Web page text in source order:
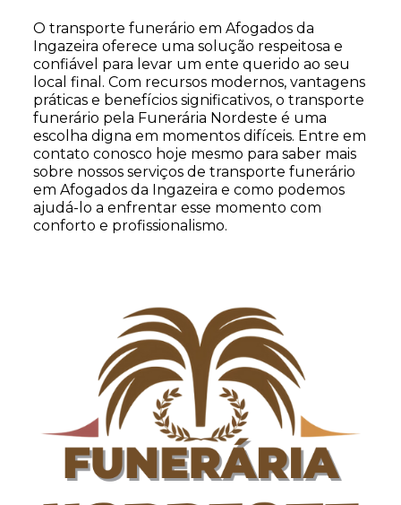
O transporte funerário em Afogados da
Ingazeira oferece uma solução respeitosa e
confiável para levar um ente querido ao seu
local final. Com recursos modernos, vantagens
práticas e benefícios significativos, o transporte
funerário pela Funerária Nordeste é uma
escolha digna em momentos difíceis. Entre em
contato conosco hoje mesmo para saber mais
sobre nossos serviços de transporte funerário
em Afogados da Ingazeira e como podemos
ajudá-lo a enfrentar esse momento com
conforto e profissionalismo.